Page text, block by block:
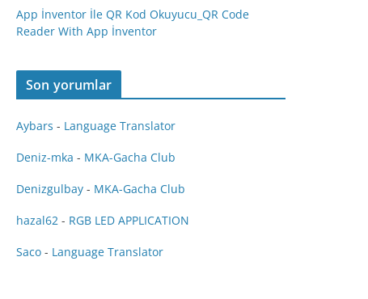
App İnventor İle QR Kod Okuyucu_QR Code
Reader With App İnventor
Son yorumlar
Aybars - Language Translator
Deniz-mka - MKA-Gacha Club
Denizgulbay - MKA-Gacha Club
hazal62 - RGB LED APPLICATION
Saco - Language Translator